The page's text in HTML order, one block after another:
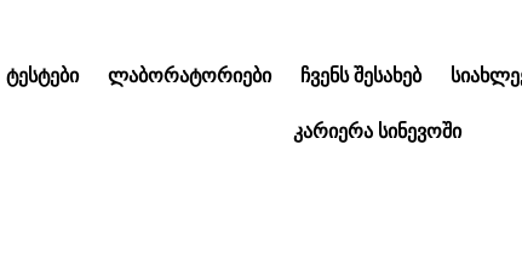
ᲢᲔᲡᲢᲔᲑᲘ ᲚᲐᲑᲝᲠᲐᲢᲝᲠᲘᲔᲑᲘ ᲩᲕᲔᲜᲡ ᲨᲔᲡᲐᲮᲔᲑ
ᲙᲐᲠᲘᲔᲠᲐ ᲡᲘᲜᲔᲕᲝᲨᲘ